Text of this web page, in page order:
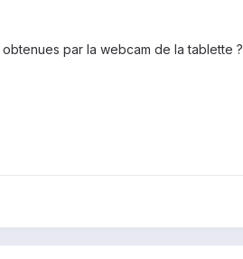
par la webcam de la tablette ?